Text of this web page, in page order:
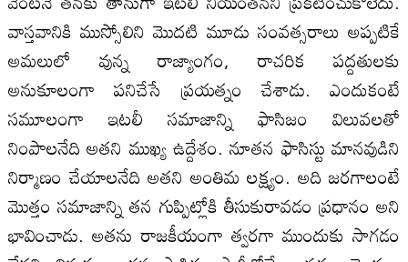
వాస్తవానికి ముస్సోలిని మొదటి మూడు సంవత్సరాలు అప్పటికే
అమలులో వున్న రాజ్యాంగం, రాచరిక పద్దతులకు
అనుకూలంగా పనిచేసే ప్రయత్నం చేశాడు. ఎందుకంటే
సమూలంగా ఇటలీ సమాజాన్ని ఫాసిజం విలువలతో
నింపాలనేది అతని ముఖ్య ఉద్దేశం. నూతన ఫాసిస్టు మానవుడిని
నిర్మాణం చేయాలనేది అతని అంతిమ లక్ష్యం. అది జరగాలంటే
మొత్తం సమాజాన్ని తన గుప్పిట్లోకి తీసుకురావడం ప్రధానం అని
భావించాడు. అతను రాజకీయంగా త్వరగా ముందుకు సాగడం